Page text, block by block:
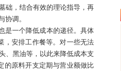
础，结合有效的理论指导，再
协调。
一个降低成本的递径。具体
，安排工作餐等。对一些无法
、黑油等，以此来降低成本支
的原料开支定期与营业额做比